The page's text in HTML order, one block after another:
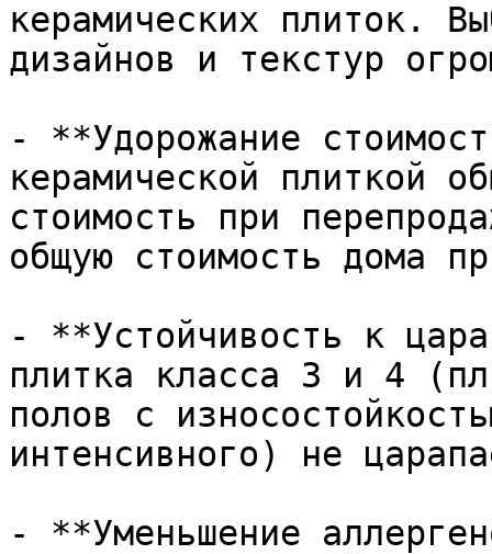
керамических плиток.
дизайнов и текстур
- **Удорожание
керамической плиткой
стоимость при
общую стоимость дома
- **Устойчивость к
плитка класса 3 и 4
полов с
интенсивного) не
- **Уменьшение